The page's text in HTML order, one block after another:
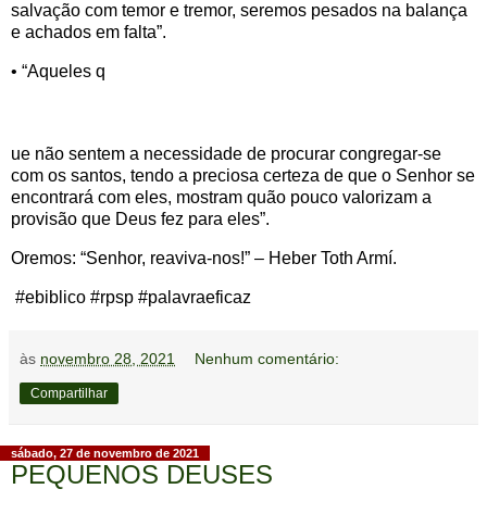
salvação com temor e tremor, seremos pesados na balança
e achados em falta”.
• “Aqueles q
ue não sentem a necessidade de procurar congregar-se
com os santos, tendo a preciosa certeza de que o Senhor se
encontrará com eles, mostram quão pouco valorizam a
provisão que Deus fez para eles”.
Oremos: “Senhor, reaviva-nos!” – Heber Toth Armí.
#ebiblico #rpsp #palavraeficaz
às novembro 28, 2021 Nenhum comentário:
Compartilhar
sábado, 27 de novembro de 2021
PEQUENOS DEUSES